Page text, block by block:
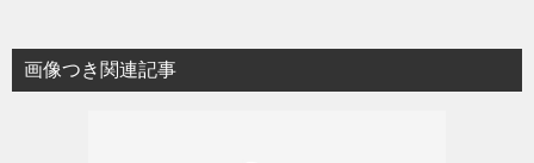
画像つき関連記事